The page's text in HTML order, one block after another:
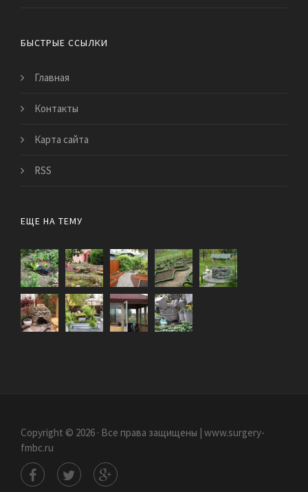
БЫСТРЫЕ ССЫЛКИ
Главная
Контакты
Карта сайта
RSS
ЕЩЕ НА ТЕМУ
Copyright © 2026 · Все права защищены | www.surgery-
fmbc.ru